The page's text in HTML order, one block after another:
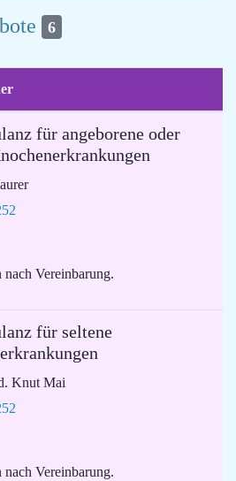
6
für angeborene oder
nach Vereinbarung.
für seltene
Knut Mai
nach Vereinbarung.